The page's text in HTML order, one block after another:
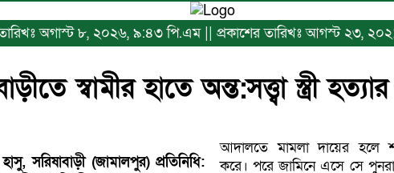
তারিখঃ অগাস্ট ৮, ২০২৬, ৯:৪৩ পি.এম || প্রকাশের তারিখঃ আগস্ট ২৩,
স্বামীর হাতে অন্ত:সত্ত্বা স্ত্রী
সরিষাবাড়ী (জামালপুর) প্রতিনিধি:
আদালতে মামলা দায়ের
করে। পরে জামিনে এসে সে